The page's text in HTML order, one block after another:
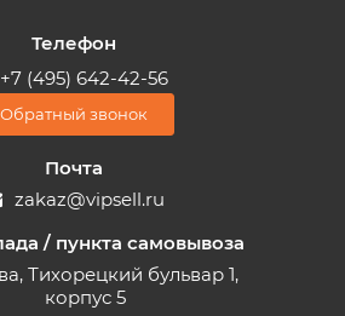
Телефон
+7 (495) 642-42-56
Обратный звонок
Почта
zakaz@vipsell.ru
/ пункта самовывоза
Тихорецкий бульвар 1,
корпус 5